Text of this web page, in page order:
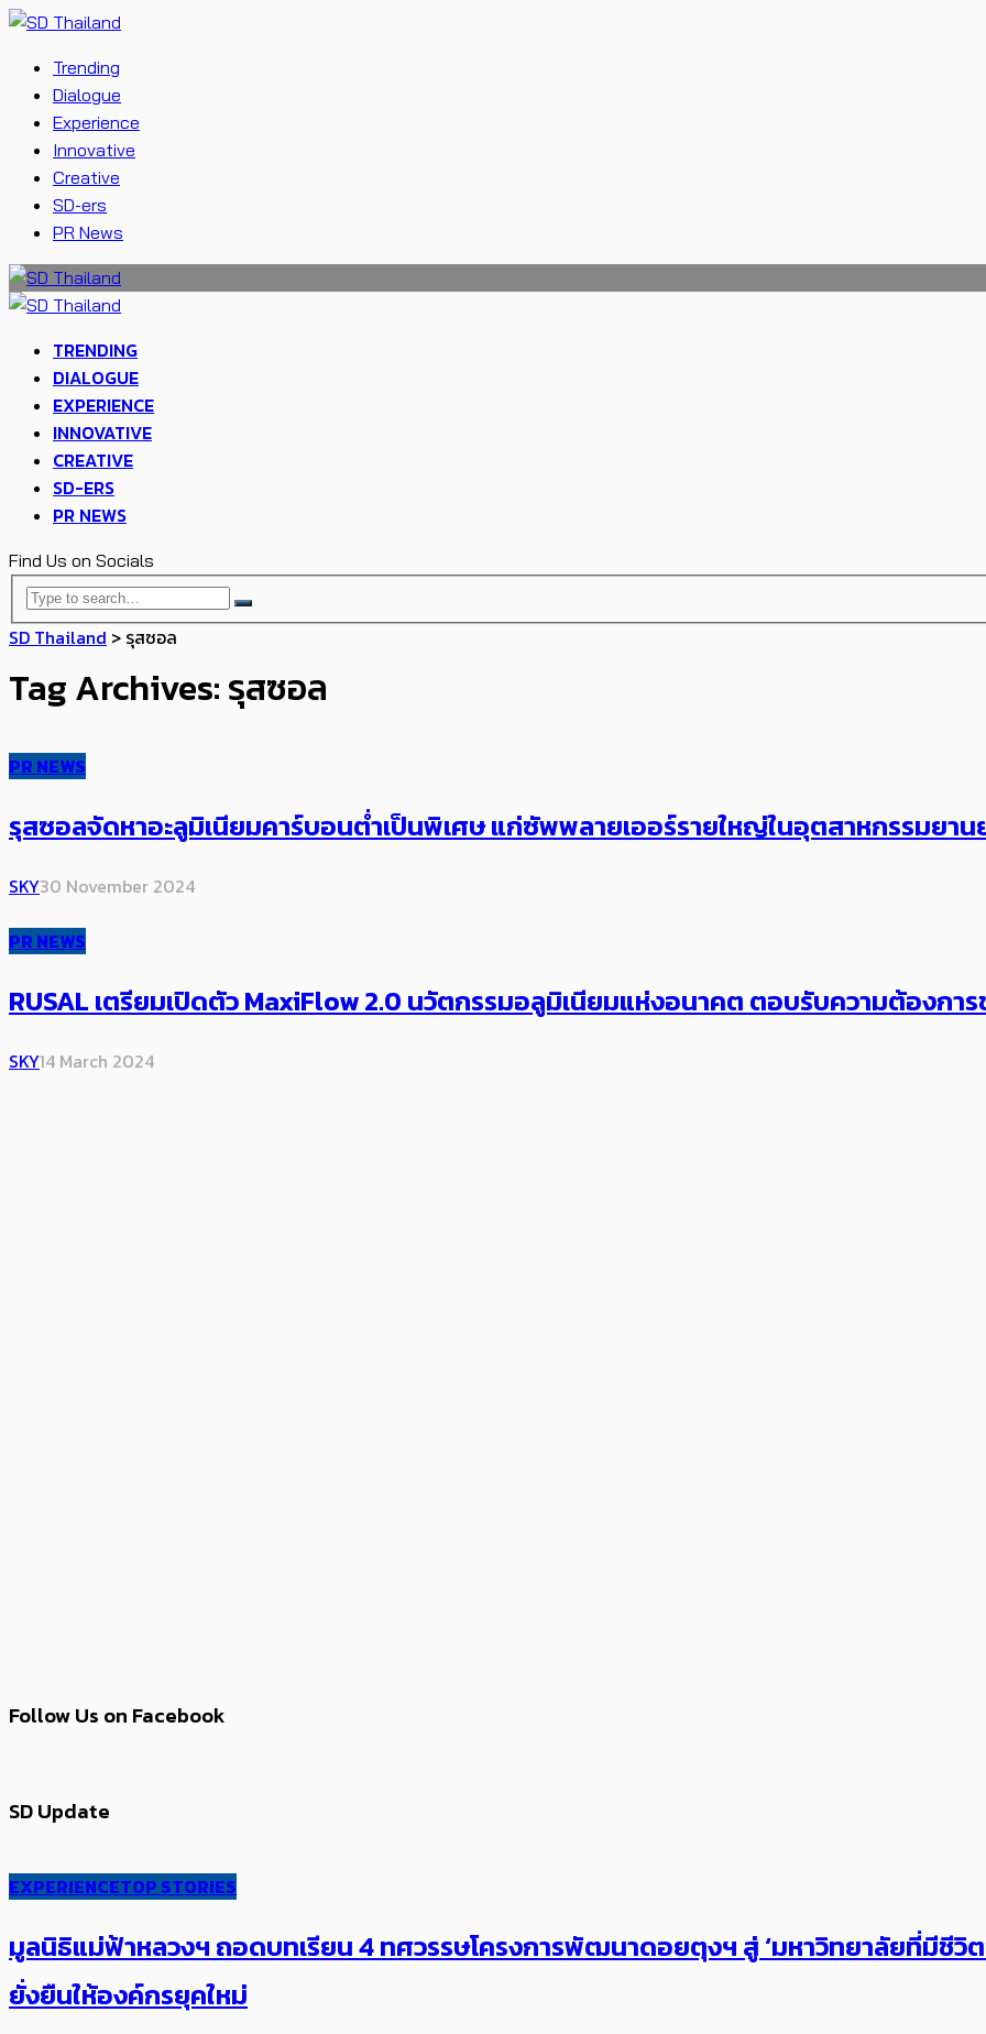
Trending
Dialogue
Experience
Innovative
Creative
SD-ers
PR News
TRENDING
DIALOGUE
EXPERIENCE
INNOVATIVE
CREATIVE
SD-ERS
PR NEWS
Find Us on Socials
SD Thailand > รุสซอล
Tag Archives: รุสซอล
PR NEWS
รุสซอลจัดหาอะลูมิเนียมคาร์บอนต่ำเป็นพิเศษ แก่ซัพพลายเออร์รายใหญ่ในอุตสาหกรรมยาน
SKY30 November 2024
PR NEWS
RUSAL เตรียมเปิดตัว MaxiFlow 2.0 นวัตกรรมอลูมิเนียมแห่งอนาคต ตอบรับความต้องกา
SKY14 March 2024
Follow Us on Facebook
SD Update
EXPERIENCETOP STORIES
มูลนิธิแม่ฟ้าหลวงฯ ถอดบทเรียน 4 ทศวรรษโครงการพัฒนาดอยตุงฯ สู่ ‘มหาวิทยาลัยที่มีชี
ยั่งยืนให้องค์กรยุคใหม่